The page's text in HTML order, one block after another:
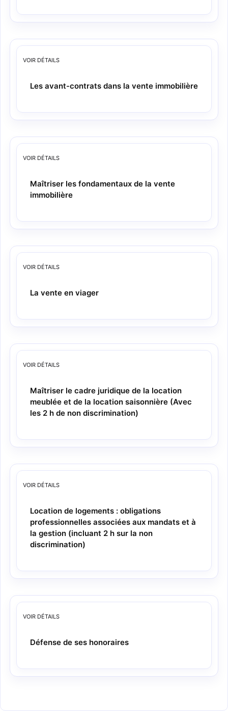
VOIR DÉTAILS
Les avant-contrats dans la vente immobilière
VOIR DÉTAILS
Maîtriser les fondamentaux de la vente
immobilière
VOIR DÉTAILS
La vente en viager
VOIR DÉTAILS
Maîtriser le cadre juridique de la location
meublée et de la location saisonnière (Avec
les 2 h de non discrimination)
VOIR DÉTAILS
Location de logements : obligations
professionnelles associées aux mandats et à
la gestion (incluant 2 h sur la non
discrimination)
VOIR DÉTAILS
Défense de ses honoraires